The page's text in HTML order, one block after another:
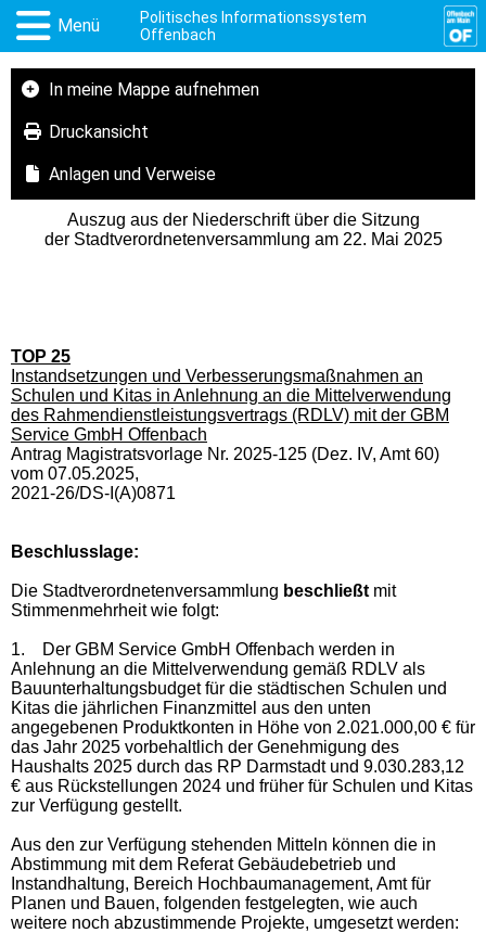
Menü
Politisches Informationssystem
Offenbach
In meine Mappe aufnehmen
Druckansicht
Anlagen und Verweise
Auszug aus der Niederschrift über die Sitzung
der Stadtverordnetenversammlung am 22. Mai 2025
TOP 25
Instandsetzungen und Verbesserungsmaßnahmen an
Schulen und Kitas in Anlehnung an die Mittelverwendung
des Rahmendienstleistungsvertrags (RDLV) mit der GBM
Service GmbH Offenbach
Antrag Magistratsvorlage Nr. 2025-125 (Dez. IV, Amt 60)
vom 07.05.2025,
2021-26/DS-I(A)0871
Beschlusslage:
Die Stadtverordnetenversammlung beschließt mit
Stimmenmehrheit wie folgt:
1.
Der GBM Service GmbH Offenbach werden in
Anlehnung an die Mittelverwendung gemäß RDLV als
Bauunterhaltungsbudget für die städtischen Schulen und
Kitas die jährlichen Finanzmittel aus den unten
angegebenen Produktkonten in Höhe von 2.021.000,00 € für
das Jahr 2025 vorbehaltlich der Genehmigung des
Haushalts 2025 durch das RP Darmstadt und 9.030.283,12
€ aus Rückstellungen 2024 und früher für Schulen und Kitas
zur Verfügung gestellt.
Aus den zur Verfügung stehenden Mitteln können die in
Abstimmung mit dem Referat Gebäudebetrieb und
Instandhaltung, Bereich Hochbaumanagement, Amt für
Planen und Bauen, folgenden festgelegten, wie auch
weitere noch abzustimmende Projekte, umgesetzt werden: